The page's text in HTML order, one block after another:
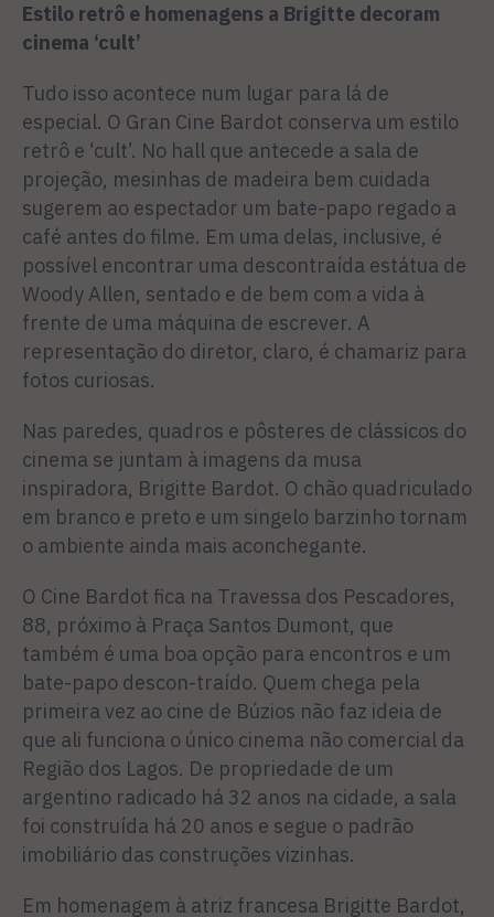
Estilo retrô e homenagens a Brigitte decoram
cinema ‘cult’
Tudo isso acontece num lugar para lá de
especial. O Gran Cine Bardot conserva um estilo
retrô e ‘cult’. No hall que antecede a sala de
projeção, mesinhas de madeira bem cuidada
sugerem ao espectador um bate-papo regado a
café antes do filme. Em uma delas, inclusive, é
possível encontrar uma descontraída estátua de
Woody Allen, sentado e de bem com a vida à
frente de uma máquina de escrever. A
representação do diretor, claro, é chamariz para
fotos curiosas.
Nas paredes, quadros e pôsteres de clássicos do
cinema se juntam à imagens da musa
inspiradora, Brigitte Bardot. O chão quadriculado
em branco e preto e um singelo barzinho tornam
o ambiente ainda mais aconchegante.
O Cine Bardot fica na Travessa dos Pescadores,
88, próximo à Praça Santos Dumont, que
também é uma boa opção para encontros e um
bate-papo descon-traído. Quem chega pela
primeira vez ao cine de Búzios não faz ideia de
que ali funciona o único cinema não comercial da
Região dos Lagos. De propriedade de um
argentino radicado há 32 anos na cidade, a sala
foi construída há 20 anos e segue o padrão
imobiliário das construções vizinhas.
Em homenagem à atriz francesa Brigitte Bardot,